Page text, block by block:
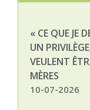
« CE QUE JE
UN
VEULENT
MÈRES
10-07-2026